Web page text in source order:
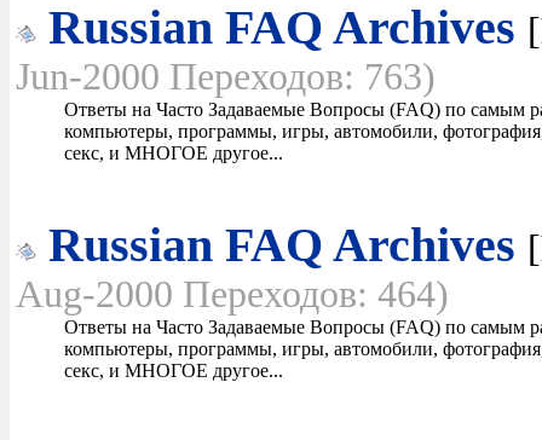
Russian FAQ Archives [
Jun-2000 Переходов: 763)
Ответы на Часто Задаваемые Вопросы (FAQ) по самым
компьютеры, программы, игры, автомобили,
секс, и МНОГОЕ другое...
Russian FAQ Archives [
Aug-2000 Переходов: 464)
Ответы на Часто Задаваемые Вопросы (FAQ) по самым
компьютеры, программы, игры, автомобили,
секс, и МНОГОЕ другое...